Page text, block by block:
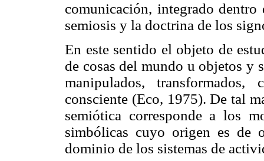
comunicación, integrado
semiosis y la doctrina de los
En este sentido el objeto de
de cosas del mundo u objetos y
manipulados,
consciente (Eco, 1975). De tal
semiótica corresponde a los
simbólicas cuyo origen es de
dominio de los sistemas de